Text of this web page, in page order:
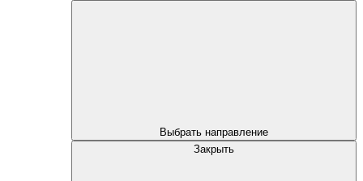
Выбрать направление
Закрыть